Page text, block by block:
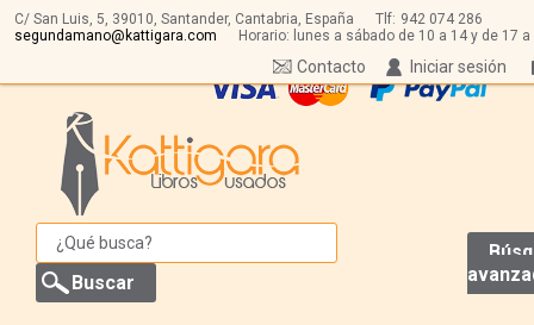
C/ San Luis, 5, 39010, Santander, Cantabria, España Tlf: 942 074 286
segundamano@kattigara.com
Horario: lunes a sábado de 10 a 14 y de 17 a
Iniciar sesión
Contacto